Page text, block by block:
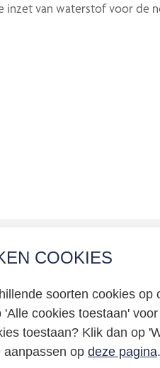
COOKIES
soorten cookies
cookies toestaan'
toestaan? Klik dan op
aanpassen op deze pagina
inzet van waterstof voor de